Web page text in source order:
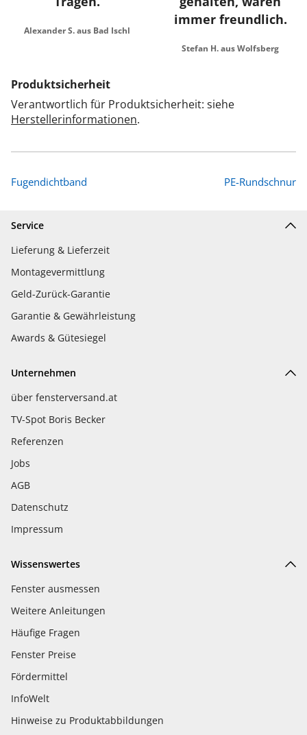
Alexander S. aus Bad Ischl
immer freundlich.
Stefan H. aus Wolfsberg
Produktsicherheit
Verantwortlich für Produktsicherheit: siehe
Herstellerinformationen.
Fugendichtband PE-Rundschnur
Service
Lieferung & Lieferzeit
Montagevermittlung
Geld-Zurück-Garantie
Garantie & Gewährleistung
Awards & Gütesiegel
Unternehmen
über fensterversand.at
TV-Spot Boris Becker
Referenzen
Jobs
AGB
Datenschutz
Impressum
Wissenswertes
Fenster ausmessen
Weitere Anleitungen
Häufige Fragen
Fenster Preise
Fördermittel
InfoWelt
Hinweise zu Produktabbildungen